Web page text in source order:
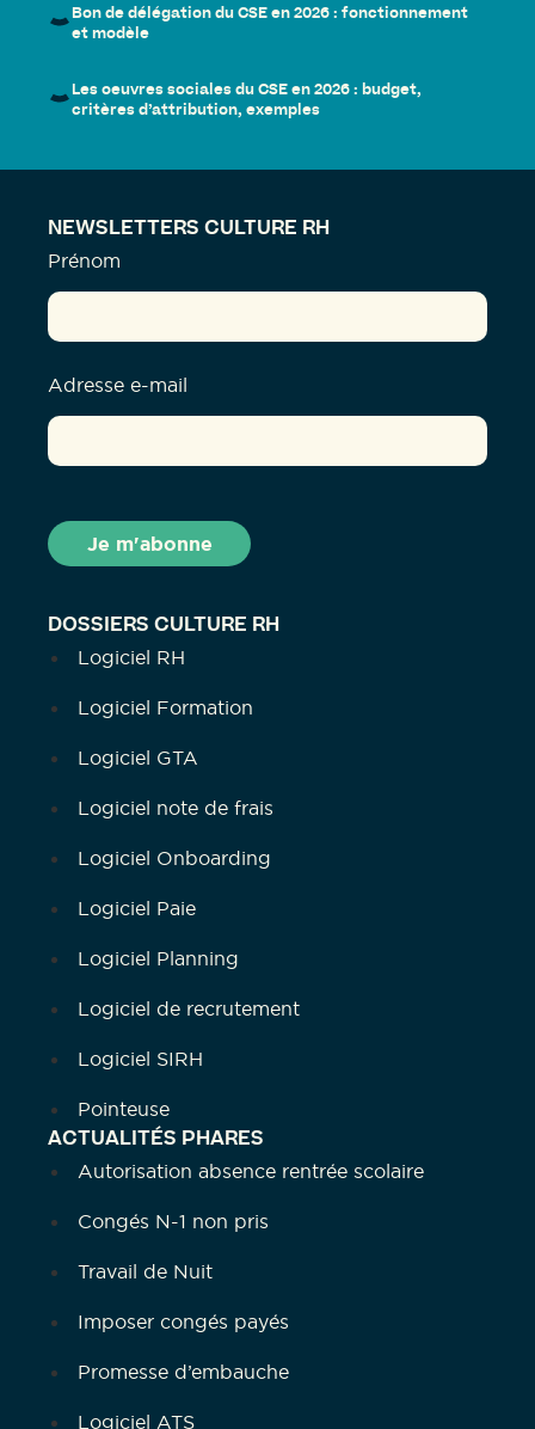
Bon de délégation du CSE en 2026 : fonctionnement
et modèle
Les oeuvres sociales du CSE en 2026 : budget,
critères d’attribution, exemples
DOSSIERS CULTURE RH
Logiciel RH
Logiciel Formation
Logiciel GTA
Logiciel note de frais
Logiciel Onboarding
Logiciel Paie
Logiciel Planning
Logiciel de recrutement
Logiciel SIRH
Pointeuse
ACTUALITÉS PHARES
Autorisation absence rentrée scolaire
Congés N-1 non pris
Travail de Nuit
Imposer congés payés
Promesse d’embauche
Logiciel ATS
NEWSLETTERS CULTURE RH
Prénom
Adresse e-mail